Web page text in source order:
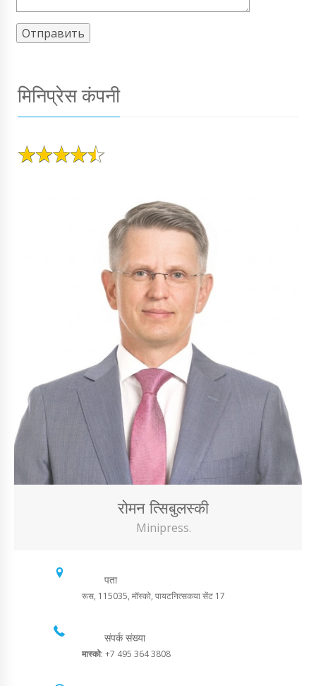
मिनिप्रेस कंपनी
रोमन त्सिबुलस्की
Minipress.
पता
रूस, 115035, मॉस्को, पायटनित्सकया सेंट 17
संपर्क संख्या
मास्को: +7 495 364 3808